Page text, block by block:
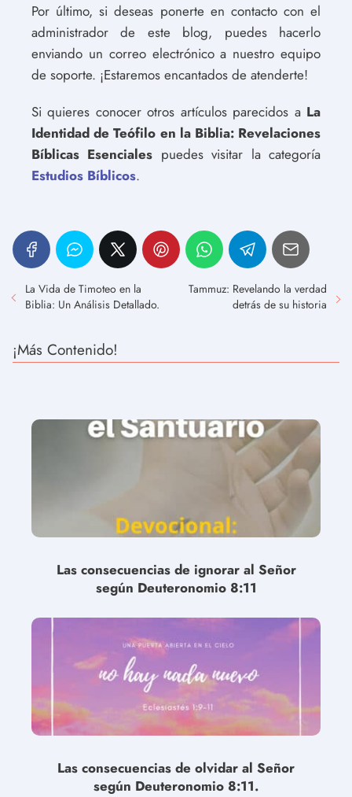
Por último, si deseas ponerte en contacto con el
administrador de este blog, puedes hacerlo
enviando un correo electrónico a nuestro equipo
de soporte. ¡Estaremos encantados de atenderte!
Si quieres conocer otros artículos parecidos a La
Identidad de Teófilo en la Biblia: Revelaciones
Bíblicas Esenciales puedes visitar la categoría
Estudios Bíblicos.
La Vida de Timoteo en la
Biblia: Un Análisis Detallado.
Tammuz: Revelando la verdad
detrás de su historia
¡Más Contenido!
Las consecuencias de ignorar al Señor
según Deuteronomio 8:11
Las consecuencias de olvidar al Señor
según Deuteronomio 8:11.